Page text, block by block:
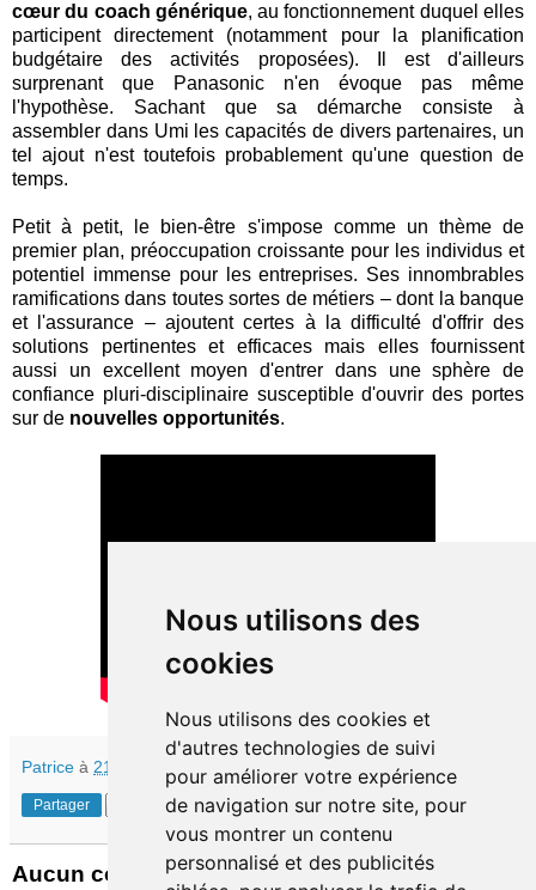
Nous utilisons des
cookies
Nous utilisons des cookies et
d'autres technologies de suivi
pour améliorer votre expérience
de navigation sur notre site, pour
vous montrer un contenu
personnalisé et des publicités
cœur du coach générique, au fonctionnement duquel elles
participent directement (notamment pour la planification
budgétaire des activités proposées). Il est d'ailleurs
surprenant que Panasonic n'en évoque pas même
l'hypothèse. Sachant que sa démarche consiste à
assembler dans Umi les capacités de divers partenaires, un
tel ajout n'est toutefois probablement qu'une question de
temps.
Petit à petit, le bien-être s'impose comme un thème de
premier plan, préoccupation croissante pour les individus et
potentiel immense pour les entreprises. Ses innombrables
ramifications dans toutes sortes de métiers – dont la banque
et l'assurance – ajoutent certes à la difficulté d'offrir des
solutions pertinentes et efficaces mais elles fournissent
aussi un excellent moyen d'entrer dans une sphère de
confiance pluri-disciplinaire susceptible d'ouvrir des portes
sur de nouvelles opportunités.
Patrice à 21:30
Partager
Aucun commentaire: